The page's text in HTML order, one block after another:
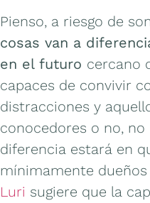
Pienso, a riesgo de
cosas van a
en el futuro cercano
capaces de convivir
distracciones y
conocedores o no, no
diferencia estará en
mínimamente
Luri sugiere que la